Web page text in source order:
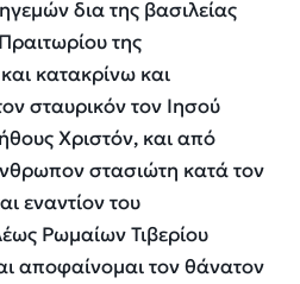
δια της βασιλείας
της
κατακρίνω και
σταυρικόν τον Ιησού
Χριστόν, και από
στασιώτη κατά τον
εναντίον του
Ρωμαίων Τιβερίου
αποφαίνομαι τον θάνατον